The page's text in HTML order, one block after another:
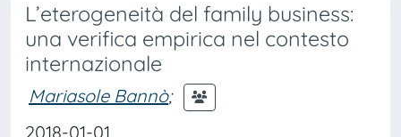
L’eterogeneità del family business:
una verifica empirica nel contesto
internazionale
Mariasole Bannò;
2018-01-01